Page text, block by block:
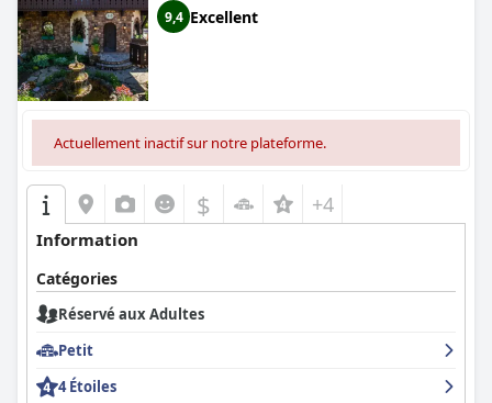
9,4 Excellent
Actuellement inactif sur notre plateforme.
$ +4
Information
Catégories
Réservé aux Adultes
Petit
4 Étoiles